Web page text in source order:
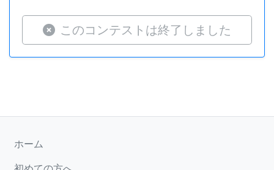
このコンテストは終了しました
ホーム